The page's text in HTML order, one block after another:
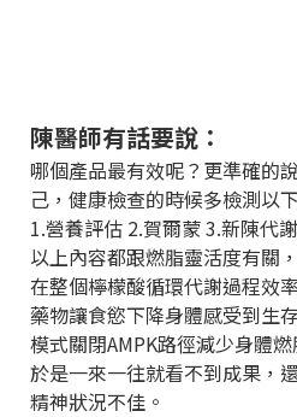
陳醫師有話要說：
哪個產品最有效呢？更準確的
己，健康檢查的時候多檢測以
1.營養評估 2.賀爾蒙3.新陳代謝
以上內容都跟燃脂靈活度有關
在整個檸檬酸循環代謝過程效
藥物讓食慾下降身體感受到生
模式關閉AMPK路徑減少身體燃
於是一來一往就看不到成果，
精神狀況不佳。